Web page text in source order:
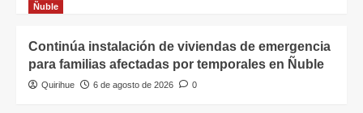
Ñuble
Continúa instalación de viviendas de emergencia
para familias afectadas por temporales en Ñuble
Quirihue 6 de agosto de 2026 0